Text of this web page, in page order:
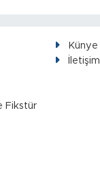
Fikstür
Künye
İletişim